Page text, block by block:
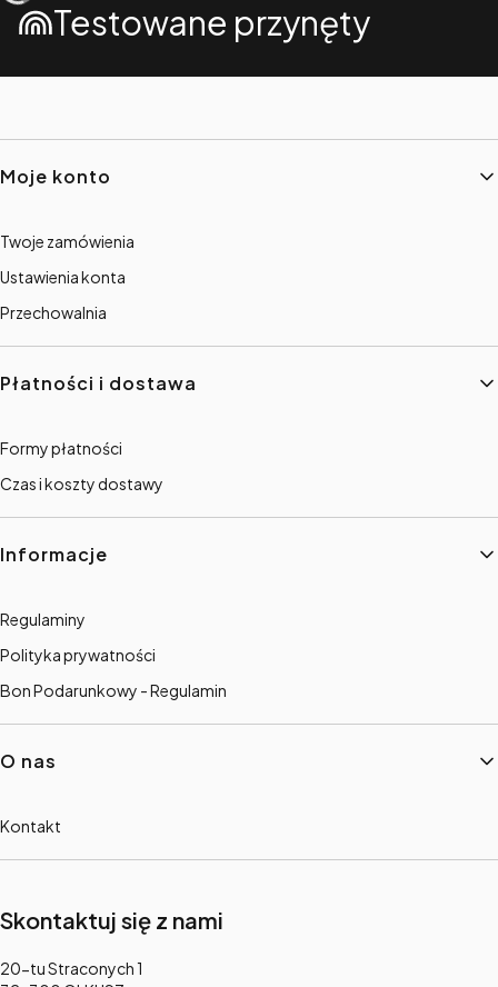
Testowane przynęty
Linki w stopce
Moje konto
Twoje zamówienia
Ustawienia konta
Przechowalnia
Płatności i dostawa
Formy płatności
Czas i koszty dostawy
Informacje
Regulaminy
Polityka prywatności
Bon Podarunkowy - Regulamin
O nas
Kontakt
Skontaktuj się z nami
Adres:
20-tu Straconych 1